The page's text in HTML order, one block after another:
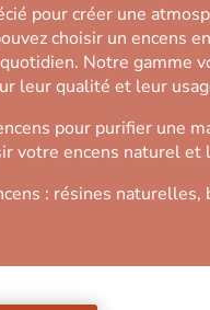
pour créer une
choisir un encens
Notre gamme
leur qualité et leur
pour purifier une
votre encens naturel
: résines